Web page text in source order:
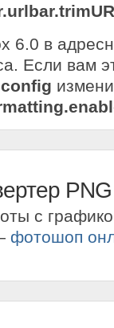
6.0 в
Если вам
с
фотошоп